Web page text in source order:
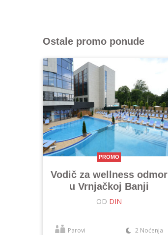
Ostale promo ponude
PROMO
Vodič za wellness odmor
u Vrnjačkoj Banji
OD DIN
Parovi 2 Noćenja